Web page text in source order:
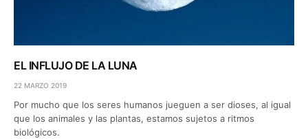
EL INFLUJO DE LA LUNA
22 MARZO 2019
Por mucho que los seres humanos jueguen a ser dioses, al igual
que los animales y las plantas, estamos sujetos a ritmos
biológicos.